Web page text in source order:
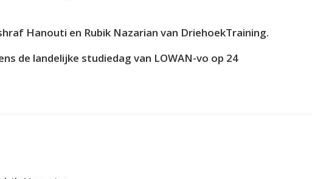
Hanouti en Rubik Nazarian van DriehoekTraining.
de landelijke studiedag van LOWAN-vo op 24